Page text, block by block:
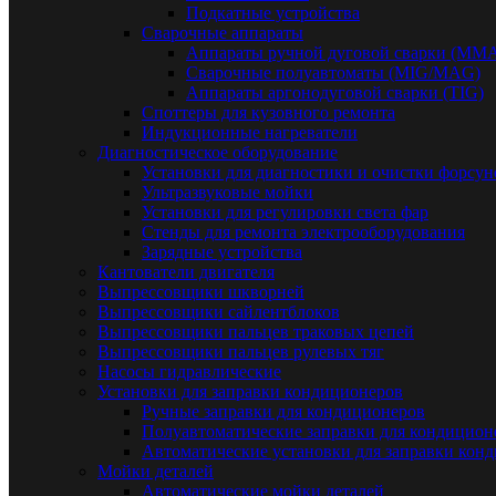
Подкатные устройства
Сварочные аппараты
Аппараты ручной дуговой сварки
Сварочные полуавтоматы (MIG/MAG)
Аппараты аргонодуговой сварки (TIG)
Споттеры для кузовного ремонта
Индукционные нагреватели
Диагностическое оборудование
Установки для диагностики и очистки
Ультразвуковые мойки
Установки для регулировки света фар
Стенды для ремонта электрооборудования
Зарядные устройства
Кантователи двигателя
Выпрессовщики шкворней
Выпрессовщики сайлентблоков
Выпрессовщики пальцев траковых цепей
Выпрессовщики пальцев рулевых тяг
Насосы гидравлические
Установки для заправки кондиционеров
Ручные заправки для кондиционеров
Полуавтоматические заправки для
Автоматические установки для заправки
Мойки деталей
Автоматические мойки деталей